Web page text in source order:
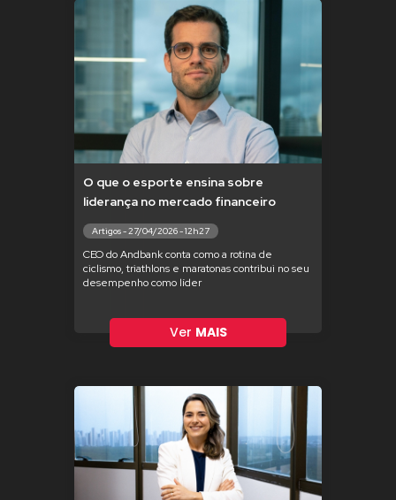
O que o esporte ensina sobre
liderança no mercado financeiro
Artigos - 27/04/2026 - 12h27
CEO do Andbank conta como a rotina de
ciclismo, triathlons e maratonas contribui no seu
desempenho como líder
Ver MAIS